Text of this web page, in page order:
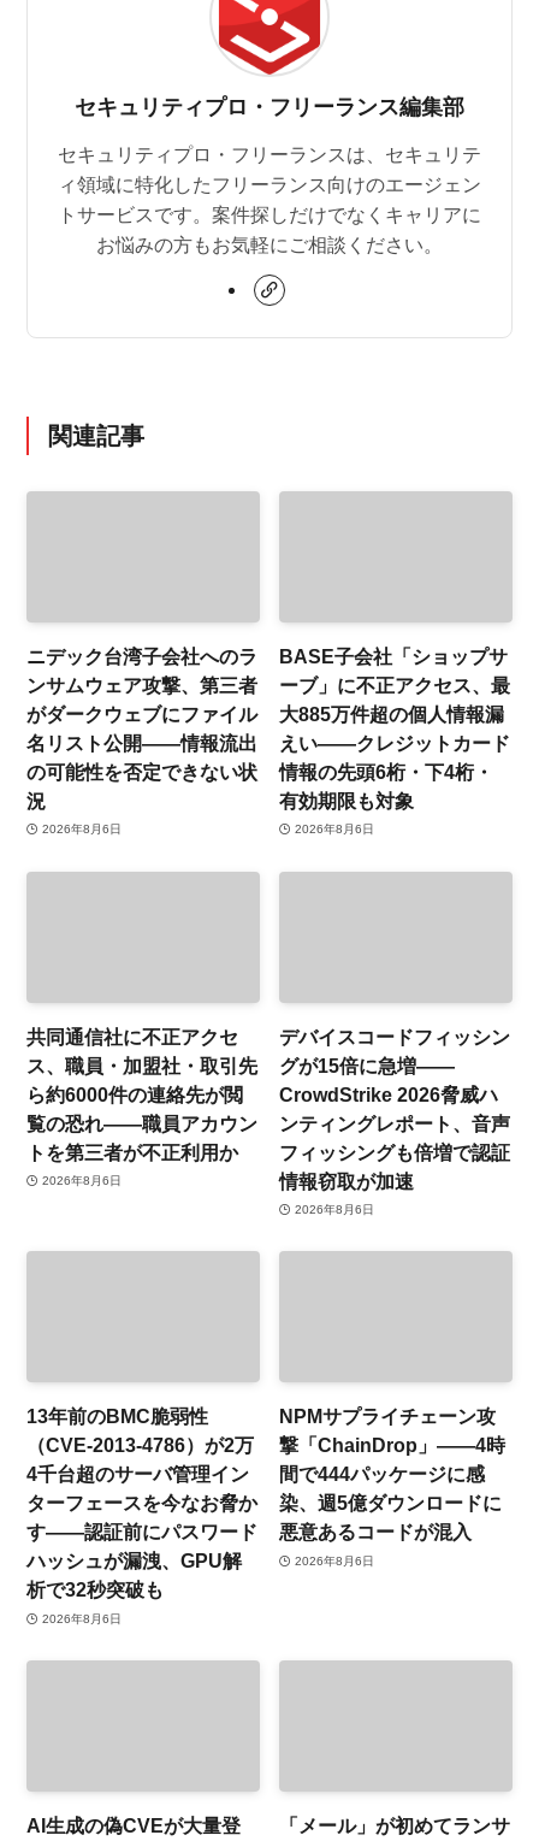
セキュリティプロ・フリーランス編集部
セキュリティプロ・フリーランスは、セキュリテ
ィ領域に特化したフリーランス向けのエージェン
トサービスです。案件探しだけでなくキャリアに
お悩みの方もお気軽にご相談ください。
関連記事
ニデック台湾子会社へのラ
ンサムウェア攻撃、第三者
がダークウェブにファイル
名リスト公開——情報流出
の可能性を否定できない状
況
2026年8月6日
BASE子会社「ショップサ
ーブ」に不正アクセス、最
大885万件超の個人情報漏
えい——クレジットカード
情報の先頭6桁・下4桁・
有効期限も対象
2026年8月6日
共同通信社に不正アクセ
ス、職員・加盟社・取引先
ら約6000件の連絡先が閲
覧の恐れ——職員アカウン
トを第三者が不正利用か
2026年8月6日
デバイスコードフィッシン
グが15倍に急増——
CrowdStrike 2026脅威ハ
ンティングレポート、音声
フィッシングも倍増で認証
情報窃取が加速
2026年8月6日
13年前のBMC脆弱性
（CVE-2013-4786）が2万
4千台超のサーバ管理イン
ターフェースを今なお脅か
す——認証前にパスワード
ハッシュが漏洩、GPU解
析で32秒突破も
2026年8月6日
NPMサプライチェーン攻
撃「ChainDrop」——4時
間で444パッケージに感
染、週5億ダウンロードに
悪意あるコードが混入
2026年8月6日
AI生成の偽CVEが大量登
「メール」が初めてランサ